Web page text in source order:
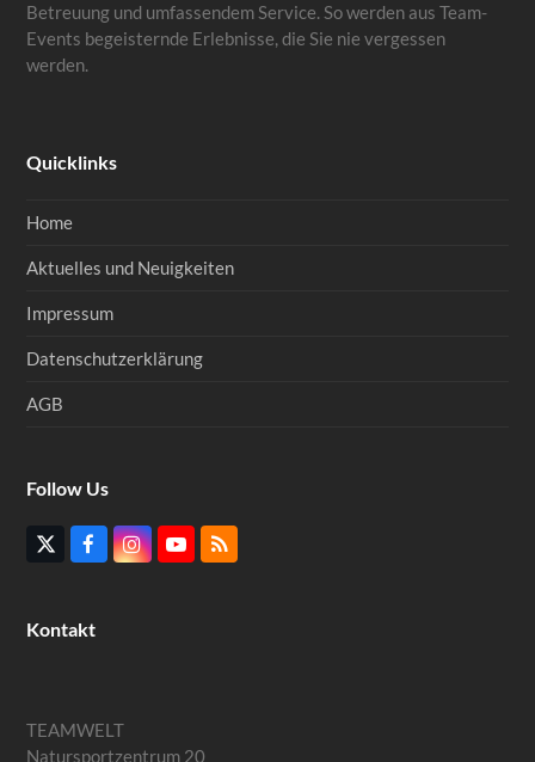
Betreuung und umfassendem Service. So werden aus Team-
Events begeisternde Erlebnisse, die Sie nie vergessen
werden.
Quicklinks
Home
Aktuelles und Neuigkeiten
Impressum
Datenschutzerklärung
AGB
Follow Us
TwitterFacebookInstagram
YouTube
RSS
Kontakt
TEAMWELT
Natursportzentrum 20